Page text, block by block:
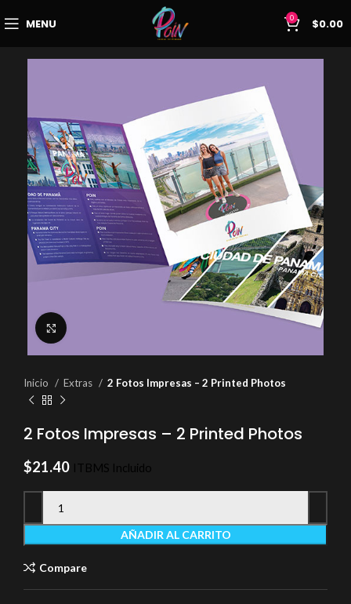
MENU 0 $0.00
Inicio Extras 2 Fotos Impresas – 2 Printed Photos
2 Fotos Impresas – 2 Printed Photos
$21.40 ITBMS Incluido
AÑADIR AL CARRITO
Compare